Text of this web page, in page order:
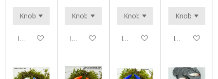
In den WarenkorbIn den WarenkorbIn den WarenkorbIn den